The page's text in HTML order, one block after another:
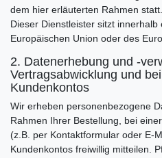
dem hier erläuterten Rahmen statt.
Dieser Dienstleister sitzt innerhalb
Europäischen Union oder des
2. Datenerhebung und -
Vertragsabwicklung und
Kundenkontos
Wir erheben personenbezogene
Rahmen Ihrer Bestellung, bei
(z.B. per Kontaktformular oder E-
Kundenkontos freiwillig mitteilen.